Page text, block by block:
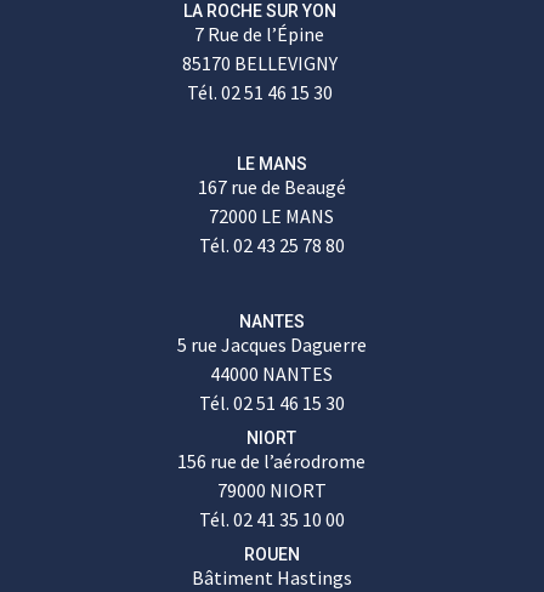
LA ROCHE SUR YON
7 Rue de l’Épine
85170 BELLEVIGNY
Tél. 02 51 46 15 30
LE MANS
167 rue de Beaugé
72000 LE MANS
Tél. 02 43 25 78 80
NANTES
5 rue Jacques Daguerre
44000 NANTES
Tél. 02 51 46 15 30
NIORT
156 rue de l’aérodrome
79000 NIORT
Tél. 02 41 35 10 00
ROUEN
Bâtiment Hastings